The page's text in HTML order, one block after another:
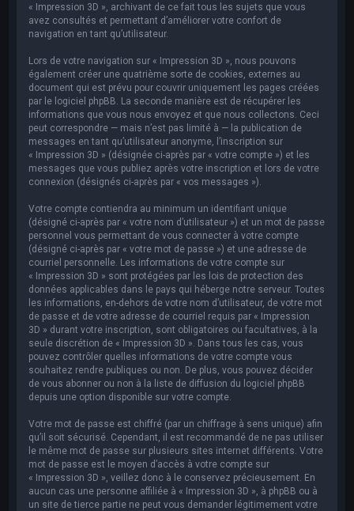
« Impression 3D », archivant de ce fait tous les sujets que vous
avez consultés et permettant d’améliorer votre confort de
navigation en tant qu’utilisateur.
Lors de votre navigation sur « Impression 3D », nous pouvons
également créer une quatrième sorte de cookies, externes au
document qui est prévu pour couvrir uniquement les pages créées
par le logiciel phpBB. La seconde manière est de récupérer les
informations que vous nous envoyez et que nous collectons. Ceci
peut correspondre — mais n’est pas limité à — la publication de
messages en tant qu’utilisateur anonyme, l’inscription sur
« Impression 3D » (désignée ci-après par « votre compte ») et les
messages que vous publiez après votre inscription et lors de votre
connexion (désignés ci-après par « vos messages »).
Votre compte contiendra au minimum un identifiant unique
(désigné ci-après par « votre nom d’utilisateur ») et un mot de passe
personnel vous permettant de vous connecter à votre compte
(désigné ci-après par « votre mot de passe ») et une adresse de
courriel personnelle. Les informations de votre compte sur
« Impression 3D » sont protégées par les lois de protection des
données applicables dans le pays qui héberge notre serveur. Toutes
les informations, en-dehors de votre nom d’utilisateur, de votre mot
de passe et de votre adresse de courriel requis par « Impression
3D » durant votre inscription, sont obligatoires ou facultatives, à la
seule discrétion de « Impression 3D ». Dans tous les cas, vous
pouvez contrôler quelles informations de votre compte vous
souhaitez rendre publiques ou non. De plus, vous pouvez décider
de vous abonner ou non à la liste de diffusion du logiciel phpBB
depuis une option disponible sur votre compte.
Votre mot de passe est chiffré (par un chiffrage à sens unique) afin
qu’il soit sécurisé. Cependant, il est recommandé de ne pas utiliser
le même mot de passe sur plusieurs sites internet différents. Votre
mot de passe est le moyen d’accès à votre compte sur
« Impression 3D », veillez donc à le conservez précieusement. En
aucun cas une personne affiliée à « Impression 3D », à phpBB ou à
un site de tierce partie ne peut vous demander légitimement votre